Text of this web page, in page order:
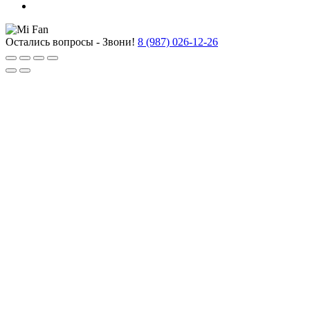
Остались вопросы - Звони! 8 (987) 026-12-26